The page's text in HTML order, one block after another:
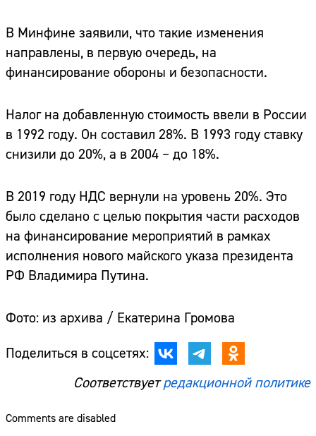
В Минфине заявили, что такие изменения
направлены, в первую очередь, на
финансирование обороны и безопасности.
Налог на добавленную стоимость ввели в России
в 1992 году. Он составил 28%. В 1993 году ставку
снизили до 20%, а в 2004 – до 18%.
В 2019 году НДС вернули на уровень 20%. Это
было сделано с целью покрытия части расходов
на финансирование мероприятий в рамках
исполнения нового майского указа президента
РФ Владимира Путина.
Фото: из архива / Екатерина Громова
Поделиться в соцсетях:
Соответствуетредакционной политике
Comments are disabled